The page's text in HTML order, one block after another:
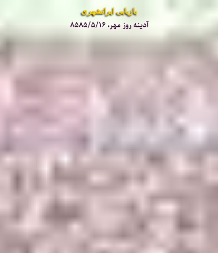
بازیابی ایرانشهری
آدینه روز مهر، ۸۵۸۵/۵/۱۶